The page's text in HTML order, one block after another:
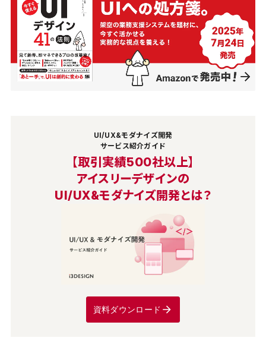
UI/UX&モダナイズ開発
サービス紹介ガイド
【取引実績500社以上】
アイスリーデザインの
UI/UX&モダナイズ開発とは？
資料ダウンロード